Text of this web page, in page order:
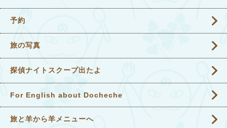
予約
旅の写真
探偵ナイトスクープ出たよ
For English about Docheche
旅と羊から羊メニューへ